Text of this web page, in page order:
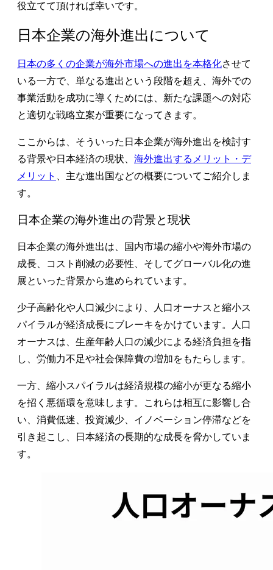
役立てて頂ければ幸いです。
日本企業の海外進出について
日本の多くの企業が海外市場への進出を本格化させて
いる一方で、単なる進出という段階を超え、海外での
事業活動を成功に導くためには、新たな課題への対応
と適切な戦略立案が重要になってきます。
ここからは、そういった日本企業が海外進出を検討す
る背景や日本経済の現状、 海外進出するメリット・デ
メリット 、主な進出国などの概要についてご紹介しま
す。
日本企業の海外進出の背景と現状
日本企業の海外進出は、国内市場の縮小や海外市場の
成長、コスト削減の必要性、そしてグローバル化の進
展といった背景から進められています。
少子高齢化や人口減少により、人口オーナスと縮小ス
パイラルが経済成長にブレーキをかけています。人口
オーナスは、生産年齢人口の減少による経済負担を指
し、労働力不足や社会保障費の増加をもたらします。
一方、縮小スパイラルは経済規模の縮小が更なる縮小
を招く悪循環を意味します。これらは相互に影響し合
い、消費低迷、投資減少、イノベーション停滞などを
引き起こし、日本経済の長期的な成長を脅かしていま
す。